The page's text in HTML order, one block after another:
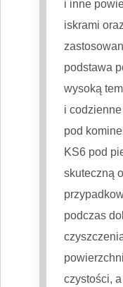
i inne
iskrami
podstawa
wysoką
i
pod
KS6 pod
skuteczną
podczas
czystości,